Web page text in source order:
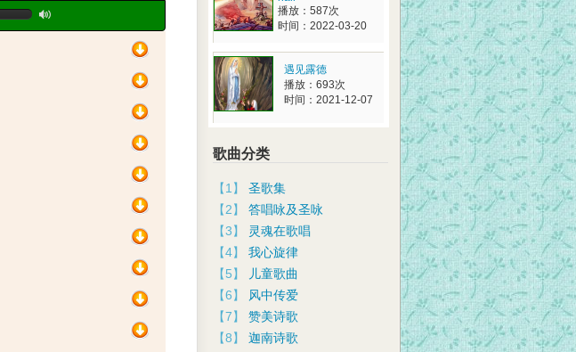
b
播放：587次
时间：2022-03-20
遇见露德
播放：693次
时间：2021-12-07
歌曲分类
【1】 圣歌集
【2】 答唱咏及圣咏
【3】
灵魂在歌唱
【4】 我心旋律
【5】
儿童歌曲
【6】
风中传爱
【7】 赞美诗歌
【8】 迦南诗歌